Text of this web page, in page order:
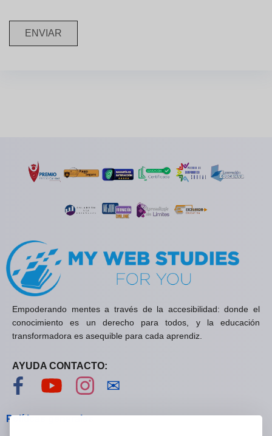
ENVIAR
Empoderando mentes a través de la accesibilidad: donde el
conocimiento es un derecho para todos, y la educación
transformadora es asequible para cada aprendiz.
AYUDA CONTACTO:
Visítanos en Facebook
Visítanos en YouTube
Visítanos en Instagram
✉
Políticas generales